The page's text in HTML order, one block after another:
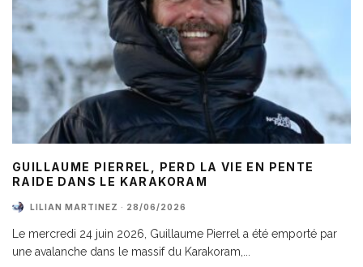
GUILLAUME PIERREL, PERD LA VIE EN PENTE
RAIDE DANS LE KARAKORAM
LILIAN MARTINEZ · 28/06/2026
Le mercredi 24 juin 2026, Guillaume Pierrel a été emporté par
une avalanche dans le massif du Karakoram,...